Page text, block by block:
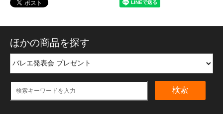
ほかの商品を探す
検索